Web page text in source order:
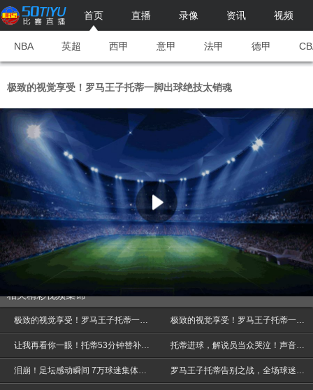
首页 直播 录像 资讯 视频
NBA 英超 西甲 意甲 法甲 德甲
极致的视觉享受！罗马王子托蒂一脚出球绝技太销魂
相关精彩视频集锦
极致的视觉享受！罗马王子托蒂一脚出球绝技太销魂 极致的视觉享受！罗马王子托蒂一脚出球绝技太销魂
让我再看你一眼！托蒂53分钟替补萨拉赫出场 观众快哭了 托蒂进球，解说员当众哭泣！声音巨大抑制不住！
泪崩！足坛感动瞬间 7万球迷集体痛哭只为送别一代传奇托蒂 罗马王子托蒂告别之战，全场球迷已经泪崩